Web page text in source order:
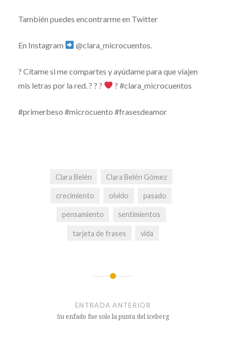
También puedes encontrarme en Twitter
En Instagram @clara_microcuentos.
? Cítame si me compartes y ayúdame para que viajen
mis letras por la red. ? ? ?
? #clara_microcuentos
#primerbeso #microcuento #frasesdeamor
Clara Belén Clara Belén Gómez
crecimiento olvido pasado
pensamiento sentimientos
tarjeta de frases vida
entradas
ENTRADA ANTERIOR
Su enfado fue solo la punta del iceberg